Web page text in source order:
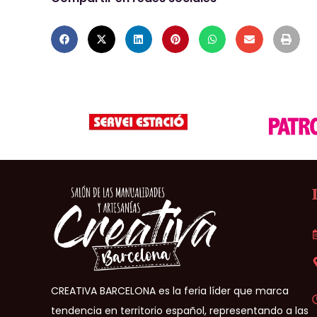
CREATIVA BARCELONA es la feria líder que marca
tendencia en territorio español, representando a las